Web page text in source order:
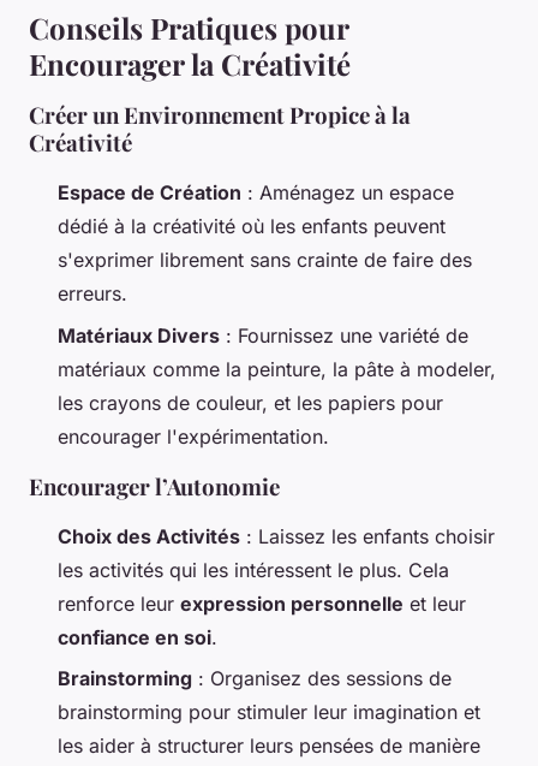
Conseils Pratiques pour
Encourager la Créativité
Créer un Environnement Propice à la
Créativité
Espace de Création : Aménagez un espace
dédié à la créativité où les enfants peuvent
s'exprimer librement sans crainte de faire des
erreurs.
Matériaux Divers : Fournissez une variété de
matériaux comme la peinture, la pâte à modeler,
les crayons de couleur, et les papiers pour
encourager l'expérimentation.
Encourager l’Autonomie
Choix des Activités : Laissez les enfants choisir
les activités qui les intéressent le plus. Cela
renforce leur expression personnelle et leur
confiance en soi.
Brainstorming : Organisez des sessions de
brainstorming pour stimuler leur imagination et
les aider à structurer leurs pensées de manière